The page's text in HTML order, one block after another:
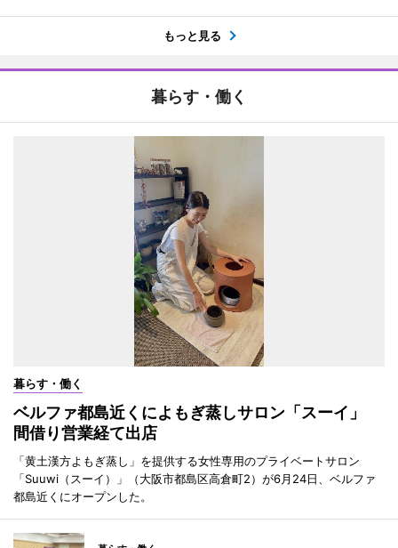
もっと見る
暮らす・働く
暮らす・働く
ベルファ都島近くによもぎ蒸しサロン「スーイ」
間借り営業経て出店
「黄土漢方よもぎ蒸し」を提供する女性専用のプライベートサロン
「Suuwi（スーイ）」（大阪市都島区高倉町2）が6月24日、ベルファ
都島近くにオープンした。